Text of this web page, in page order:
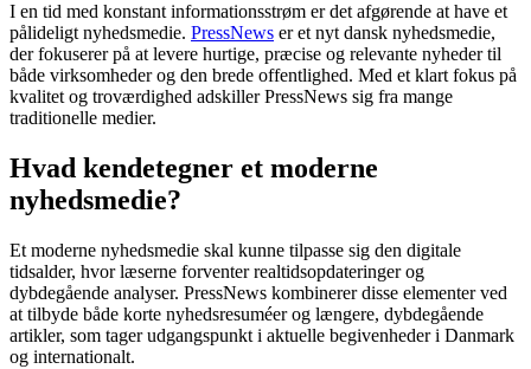
I en tid med konstant informationsstrøm er det afgørende at have et
pålideligt nyhedsmedie. PressNews er et nyt dansk nyhedsmedie,
der fokuserer på at levere hurtige, præcise og relevante nyheder til
både virksomheder og den brede offentlighed. Med et klart fokus på
kvalitet og troværdighed adskiller PressNews sig fra mange
traditionelle medier.
Hvad kendetegner et moderne
nyhedsmedie?
Et moderne nyhedsmedie skal kunne tilpasse sig den digitale
tidsalder, hvor læserne forventer realtidsopdateringer og
dybdegående analyser. PressNews kombinerer disse elementer ved
at tilbyde både korte nyhedsresuméer og længere, dybdegående
artikler, som tager udgangspunkt i aktuelle begivenheder i Danmark
og internationalt.